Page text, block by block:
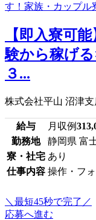
【即入寮可
験から稼げ
３...
株式会社平山 沼津支
給与 月収例
勤務地
静岡県 富
寮・社宅 あり
仕事内容 操作・フ
＼最短45秒で完了／
応募へ進む